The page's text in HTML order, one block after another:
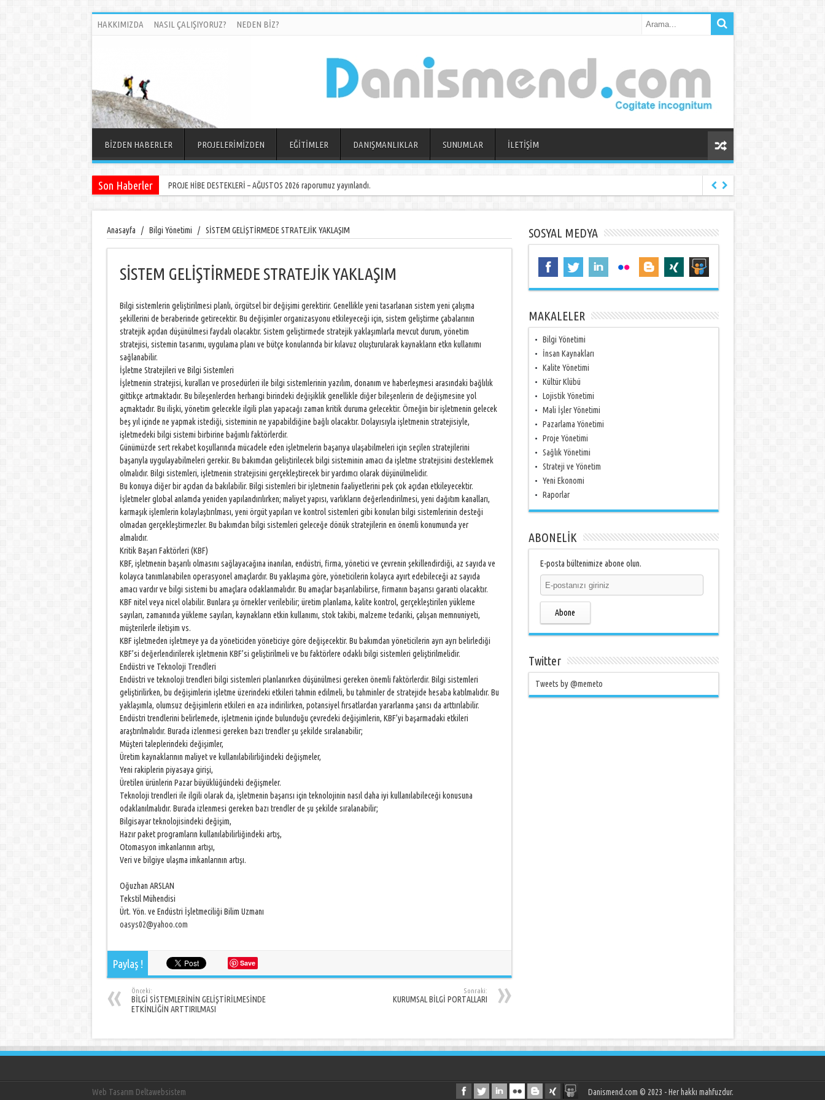
HAKKIMIZDA NASIL ÇALIŞIYORUZ? NEDEN BİZ?
BİZDEN HABERLER PROJELERİMİZDEN EĞİTİMLER DANIŞMANLIKLAR SUNUMLAR İLETİŞİM
Son Haberler PROJE HİBE DESTEKLERİ – AĞUSTOS 2026 raporumuz yayınlandı.
Anasayfa / Bilgi Yönetimi / SİSTEM GELİŞTİRMEDE STRATEJİK YAKLAŞIM
SİSTEM GELİŞTİRMEDE STRATEJİK YAKLAŞIM
Bilgi sistemlerin geliştirilmesi planlı, örgütsel bir değişimi gerektirir. Genellikle yeni tasarlanan sistem yeni çalışma
şekillerini de beraberinde getirecektir. Bu değişimler organizasyonu etkileyeceği için, sistem geliştirme çabalarının
stratejik açıdan düşünülmesi faydalı olacaktır. Sistem geliştirmede stratejik yaklaşımlarla mevcut durum, yönetim
stratejisi, sistemin tasarımı, uygulama planı ve bütçe konularında bir kılavuz oluşturularak kaynakların etkn kullanımı
sağlanabilir.
İşletme Stratejileri ve Bilgi Sistemleri
İşletmenin stratejisi, kuralları ve prosedürleri ile bilgi sistemlerinin yazılım, donanım ve haberleşmesi arasındaki bağlılık
gittikçe artmaktadır. Bu bileşenlerden herhangi birindeki değişiklik genellikle diğer bileşenlerin de değişmesine yol
açmaktadır. Bu ilişki, yönetim gelecekle ilgili plan yapacağı zaman kritik duruma gelecektir. Örneğin bir işletmenin gelecek
beş yıl içinde ne yapmak istediği, sisteminin ne yapabildiğine bağlı olacaktır. Dolayısıyla işletmenin stratejisiyle,
işletmedeki bilgi sistemi birbirine bağımlı faktörlerdir.
Günümüzde sert rekabet koşullarında mücadele eden işletmelerin başarıya ulaşabilmeleri için seçilen stratejilerini
başarıyla uygulayabilmeleri gerekir. Bu bakımdan geliştirilecek bilgi sisteminin amacı da işletme stratejisini desteklemek
olmalıdır. Bilgi sistemleri, işletmenin stratejisini gerçekleştirecek bir yardımcı olarak düşünülmelidir.
Bu konuya diğer bir açıdan da bakılabilir. Bilgi sistemleri bir işletmenin faaliyetlerini pek çok açıdan etkileyecektir.
İşletmeler global anlamda yeniden yapılandırılırken; maliyet yapısı, varlıkların değerlendirilmesi, yeni dağıtım kanalları,
karmaşık işlemlerin kolaylaştırılması, yeni örgüt yapıları ve kontrol sistemleri gibi konuları bilgi sistemlerinin desteği
olmadan gerçekleştirmezler. Bu bakımdan bilgi sistemleri geleceğe dönük stratejilerin en önemli konumunda yer
almalıdır.
Kritik Başarı Faktörleri (KBF)
KBF, işletmenin başarılı olmasını sağlayacağına inanılan, endüstri, firma, yönetici ve çevrenin şekillendirdiği, az sayıda ve
kolayca tanımlanabilen operasyonel amaçlardır. Bu yaklaşıma göre, yöneticilerin kolayca ayırt edebileceği az sayıda
amacı vardır ve bilgi sistemi bu amaçlara odaklanmalıdır. Bu amaçlar başarılabilirse, firmanın başarısı garanti olacaktır.
KBF nitel veya nicel olabilir. Bunlara şu örnekler verilebilir; üretim planlama, kalite kontrol, gerçekleştirilen yükleme
sayıları, zamanında yükleme sayıları, kaynakların etkin kullanımı, stok takibi, malzeme tedariki, çalışan memnuniyeti,
müşterilerle iletişim vs.
KBF işletmeden işletmeye ya da yöneticiden yöneticiye göre değişecektir. Bu bakımdan yöneticilerin ayrı ayrı belirlediği
KBF’si değerlendirilerek işletmenin KBF’si geliştirilmeli ve bu faktörlere odaklı bilgi sistemleri geliştirilmelidir.
Endüstri ve Teknoloji Trendleri
Endüstri ve teknoloji trendleri bilgi sistemleri planlanırken düşünülmesi gereken önemli faktörlerdir. Bilgi sistemleri
geliştirilirken, bu değişimlerin işletme üzerindeki etkileri tahmin edilmeli, bu tahminler de stratejide hesaba katılmalıdır. Bu
yaklaşımla, olumsuz değişimlerin etkileri en aza indirilirken, potansiyel fırsatlardan yararlanma şansı da arttırılabilir.
Endüstri trendlerini belirlemede, işletmenin içinde bulunduğu çevredeki değişimlerin, KBF’yi başarmadaki etkileri
araştırılmalıdır. Burada izlenmesi gereken bazı trendler şu şekilde sıralanabilir;
Müşteri taleplerindeki değişimler,
Üretim kaynaklarının maliyet ve kullanılabilirliğindeki değişmeler,
Yeni rakiplerin piyasaya girişi,
Üretilen ürünlerin Pazar büyüklüğündeki değişmeler.
Teknoloji trendleri ile ilgili olarak da, işletmenin başarısı için teknolojinin nasıl daha iyi kullanılabileceği konusuna
odaklanılmalıdır. Burada izlenmesi gereken bazı trendler de şu şekilde sıralanabilir;
Bilgisayar teknolojisindeki değişim,
Hazır paket programların kullanılabilirliğindeki artış,
Otomasyon imkanlarının artışı,
Veri ve bilgiye ulaşma imkanlarının artışı.
Oğuzhan ARSLAN
Tekstil Mühendisi
Ürt. Yön. ve Endüstri İşletmeciliği Bilim Uzmanı
oasys02@yahoo.com
Paylaş ! Save
Önceki:
BİLGİ SİSTEMLERİNİN GELİŞTİRİLMESİNDE
ETKİNLİĞİN ARTTIRILMASI
Sonraki:
KURUMSAL BİLGİ PORTALLARI
SOSYAL MEDYA
MAKALELER
Bilgi Yönetimi
İnsan Kaynakları
Kalite Yönetimi
Kültür Klübü
Lojistik Yönetimi
Mali İşler Yönetimi
Pazarlama Yönetimi
Proje Yönetimi
Sağlık Yönetimi
Strateji ve Yönetim
Yeni Ekonomi
Raporlar
ABONELİK
E-posta bültenimize abone olun.
Abone
Twitter
Tweets by @memeto
Web Tasarım Deltawebsistem Danismend.com © 2023 - Her hakkı mahfuzdur.